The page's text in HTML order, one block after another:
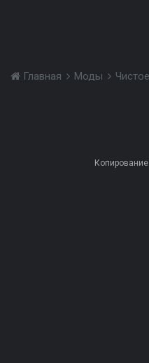
Главная Моды